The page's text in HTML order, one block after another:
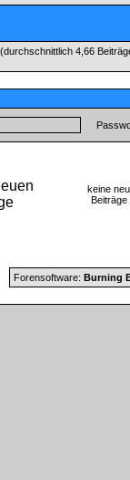
4,66
keine
Forensoftware: Burning